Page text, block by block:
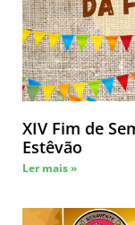
XIV Fim de
Estêvão
Ler mais »